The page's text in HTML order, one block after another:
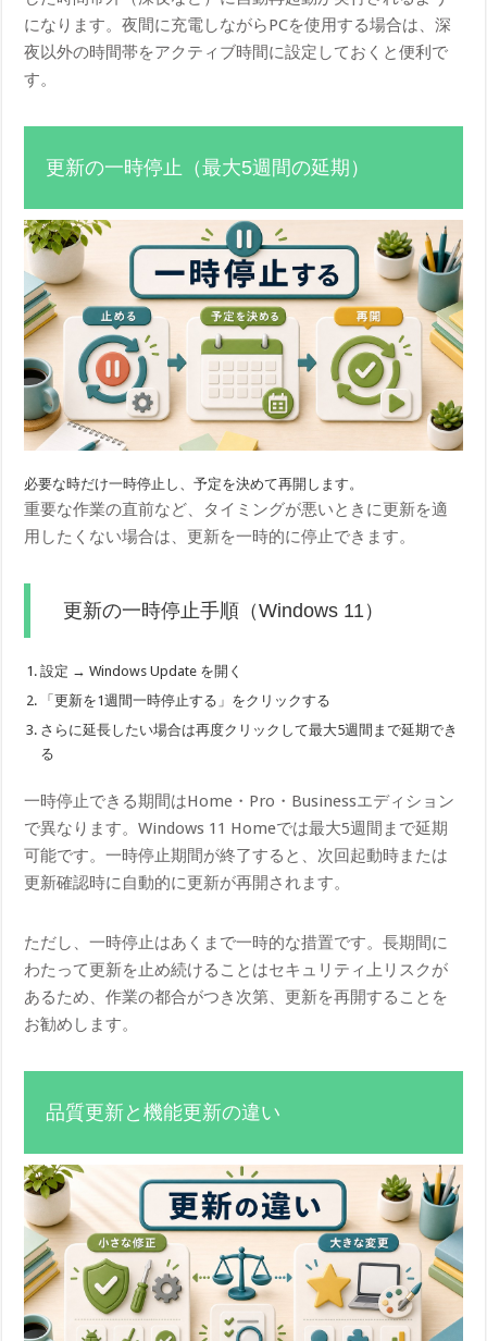
になります。夜間に充電しながらPCを使用する場合は、深
夜以外の時間帯をアクティブ時間に設定しておくと便利で
す。
更新の一時停止（最大5週間の延期）
必要な時だけ一時停止し、予定を決めて再開します。
重要な作業の直前など、タイミングが悪いときに更新を適
用したくない場合は、更新を一時的に停止できます。
更新の一時停止手順（Windows 11）
設定 → Windows Update を開く
「更新を1週間一時停止する」をクリックする
さらに延長したい場合は再度クリックして最大5週間まで延期でき
る
一時停止できる期間はHome・Pro・Businessエディション
で異なります。Windows 11 Homeでは最大5週間まで延期
可能です。一時停止期間が終了すると、次回起動時または
更新確認時に自動的に更新が再開されます。
ただし、一時停止はあくまで一時的な措置です。長期間に
わたって更新を止め続けることはセキュリティ上リスクが
あるため、作業の都合がつき次第、更新を再開することを
お勧めします。
品質更新と機能更新の違い